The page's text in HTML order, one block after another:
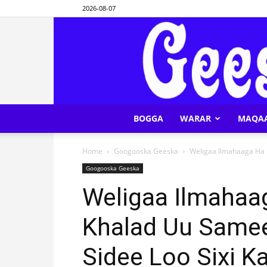
2026-08-07
BOGGA WARAR
Home Googooska Geeska Weligaa Ilmahaaga Ha
Googooska Geeska
Weligaa
Khalad Uu
Sidee Loo Sixi